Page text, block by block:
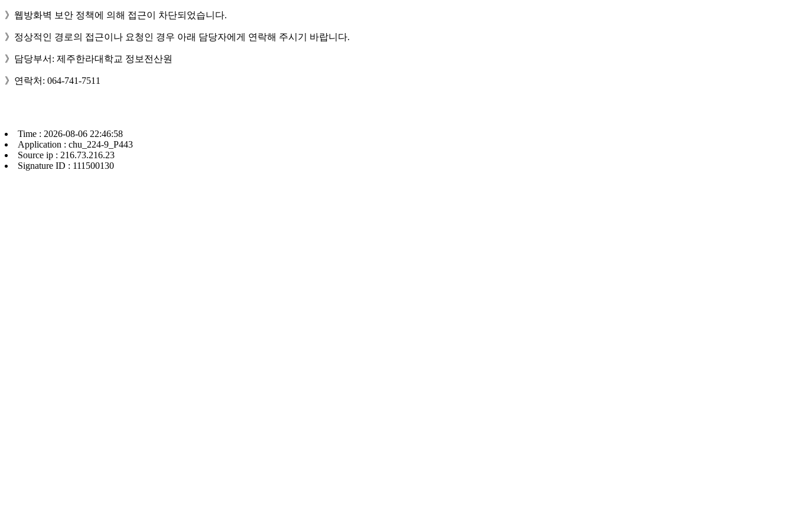
》웹방화벽 보안 정책에 의해 접근이 차단되었습니다.
》정상적인 경로의 접근이나 요청인 경우 아래 담당자에게 연락해 주시기 바랍니다.
》담당부서: 제주한라대학교 정보전산원
》연락처: 064-741-7511
Time : 2026-08-06 22:46:58
Application : chu_224-9_P443
Source ip : 216.73.216.23
Signature ID : 111500130